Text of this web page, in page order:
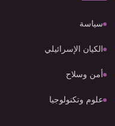
سياسة
الكيان الإسرائيلي
أمن وسلاح
علوم وتكنولوجيا